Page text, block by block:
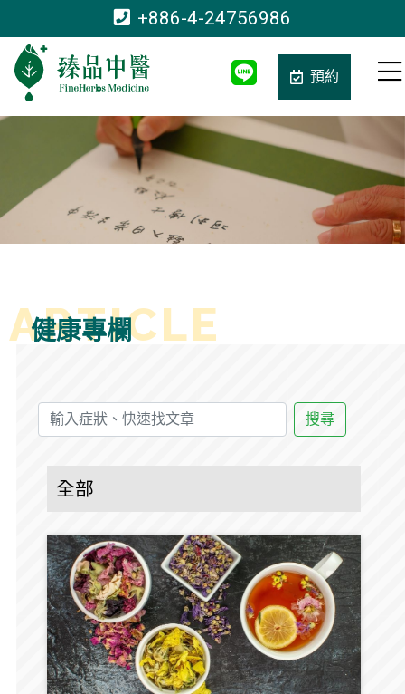
+886-4-24756986
預約
健康專欄
搜尋
全部